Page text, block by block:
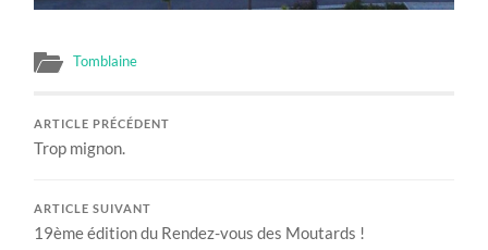
Tomblaine
ARTICLE PRÉCÉDENT
Trop mignon.
ARTICLE SUIVANT
19ème édition du Rendez-vous des Moutards !